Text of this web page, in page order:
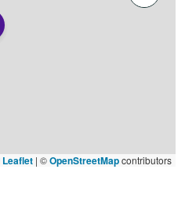
Leaflet | ©OpenStreetMapcontributors